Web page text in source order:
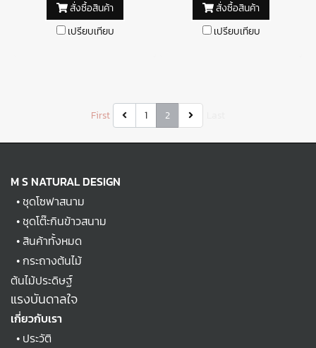
สั่งซื้อสินค้า
เปรียบเทียบ
สั่งซื้อสินค้า
เปรียบเทียบ
First 1 2
M S NATURAL DESIGN
•ชุดโซฟาสนาม
•ชุดโต๊ะกินข้าวสนาม
•สินค้าทั้งหมด
•กระถางต้นไม้
ต้นไม้ประดิษฐ์
แรงบันดาลใจ
เกี่ยวกับเรา
• ประวัติ